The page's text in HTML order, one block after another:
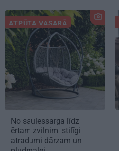
ATPŪTA VASARĀ
No saulessarga līdz
ērtam zvilnim: stilīgi
atradumi dārzam un